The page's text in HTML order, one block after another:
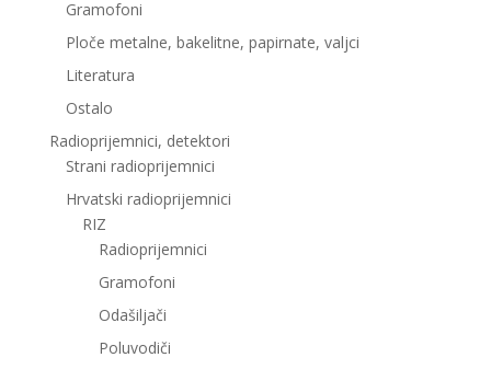
Gramofoni
Ploče metalne, bakelitne, papirnate, valjci
Literatura
Ostalo
Radioprijemnici, detektori
Strani radioprijemnici
Hrvatski radioprijemnici
RIZ
Radioprijemnici
Gramofoni
Odašiljači
Poluvodiči